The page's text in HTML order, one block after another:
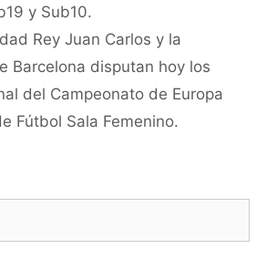
y Sub10.
Rey Juan Carlos y la
Barcelona disputan hoy los
del Campeonato de Europa
Fútbol Sala Femenino.